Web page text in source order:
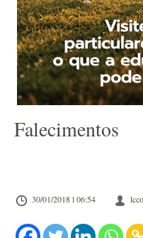
Falecimentos
30/01/2018 l 06:54